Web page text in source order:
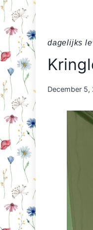
dagelijks
By
Orriëns
December 5,